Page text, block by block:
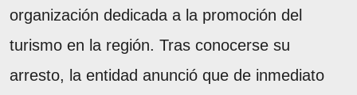
organización dedicada a la promoción del
turismo en la región. Tras conocerse su
arresto, la entidad anunció que de inmediato